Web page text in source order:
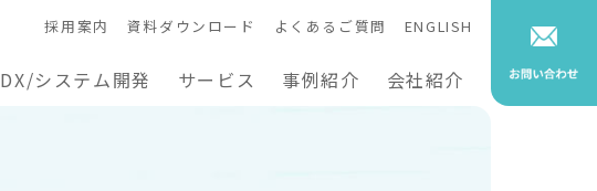
DX/システム開発 サービス 事例紹介 会社紹介
採用案内 資料ダウンロード よくあるご質問 ENGLISH